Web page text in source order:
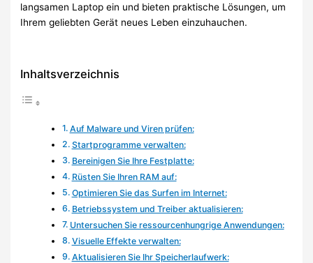
langsamen Laptop ein und bieten praktische Lösungen, um
Ihrem geliebten Gerät neues Leben einzuhauchen.
Inhaltsverzeichnis
Auf Malware und Viren prüfen:
Startprogramme verwalten:
Bereinigen Sie Ihre Festplatte:
Rüsten Sie Ihren RAM auf:
Optimieren Sie das Surfen im Internet:
Betriebssystem und Treiber aktualisieren:
Untersuchen Sie ressourcenhungrige Anwendungen:
Visuelle Effekte verwalten:
Aktualisieren Sie Ihr Speicherlaufwerk: